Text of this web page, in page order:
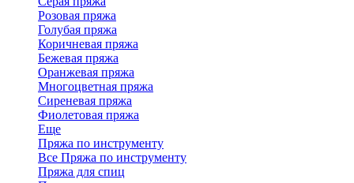
Розовая пряжа
Голубая пряжа
Коричневая пряжа
Бежевая пряжа
Оранжевая пряжа
Многоцветная пряжа
Сиреневая пряжа
Фиолетовая пряжа
Еще
Пряжа по инструменту
Все Пряжа по инструменту
Пряжа для спиц